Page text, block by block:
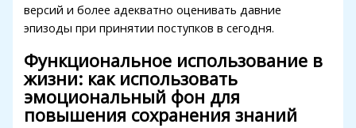
версий и более адекватно оценивать давние
эпизоды при принятии поступков в сегодня.
Функциональное использование в
жизни: как использовать
эмоциональный фон для
повышения сохранения знаний